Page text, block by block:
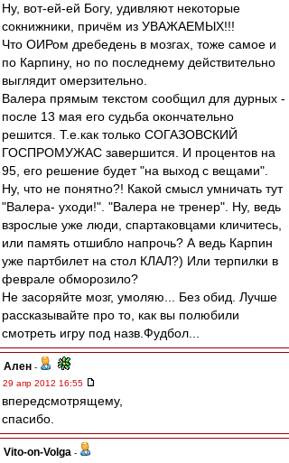
Ну, вот-ей-ей Богу, удивляют некоторые
сокнижники, причём из УВАЖАЕМЫХ!!!
Что ОИРом дребедень в мозгах, тоже самое и
по Карпину, но по последнему действительно
выглядит омерзительно.
Валера прямым текстом сообщил для дурных -
после 13 мая его судьба окончательно
решится. Т.е.как только СОГАЗОВСКИЙ
ГОСПРОМУЖАС завершится. И процентов на
95, его решение будет "на выход с вещами".
Ну, что не понятно?! Какой смысл умничать тут
"Валера- уходи!". "Валера не тренер". Ну, ведь
взрослые уже люди, спартаковцами кличитесь,
или память отшибло напрочь? А ведь Карпин
уже партбилет на стол КЛАЛ?) Или терпилки в
феврале обморозило?
Не засоряйте мозг, умоляю... Без обид. Лучше
рассказывайте про то, как вы полюбили
смотреть игру под назв.Фудбол...
Ален -
29 апр 2012 16:55
впередсмотрящему,
спасибо.
Vito-on-Volga -